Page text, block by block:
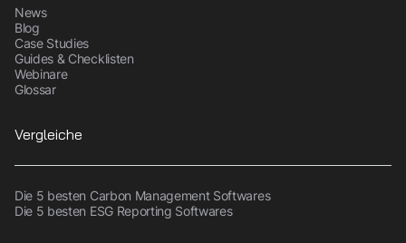
News
Blog
Case Studies
Guides & Checklisten
Webinare
Glossar
Vergleiche
Die 5 besten Carbon Management Softwares
Die 5 besten ESG Reporting Softwares